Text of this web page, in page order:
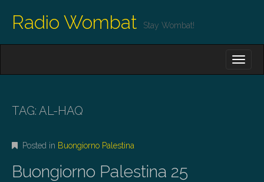
Radio Wombat Stay Wombat!
N
M
N
U
O
C
T
N
TAG: AL-HAQ
Posted in Buongiorno Palestina
Buongiorno Palestina 25